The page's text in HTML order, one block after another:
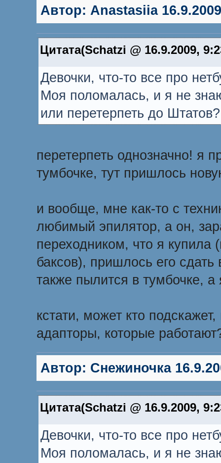
Автор: Anastasiia
Цитата(Schatzi @ 16.9.2009,
Девочки, что-то все про
Моя поломалась, и я не
или перетерпеть до Штатов?
перетерпеть однозначно! я
тумбочке, тут пришлось
и вообще, мне как-то с
любимый эпилятор, а он,
переходником, что я купила
баксов), пришлось его
также пылится в тумбочке,
кстати, может кто
адапторы, которые
Автор: Снежиночка
Цитата(Schatzi @ 16.9.2009,
Девочки, что-то все про
Моя поломалась, и я не